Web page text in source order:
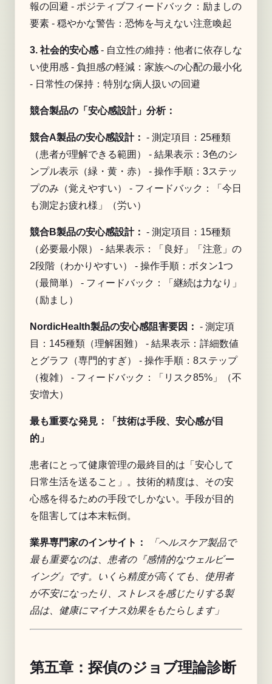
報の回避 - ポジティブフィードバック：励ましの
要素 - 穏やかな警告：恐怖を与えない注意喚起
3. 社会的安心感 - 自立性の維持：他者に依存しな
い使用感 - 負担感の軽減：家族への心配の最小化
- 日常性の保持：特別な病人扱いの回避
競合製品の「安心感設計」分析：
競合A製品の安心感設計： - 測定項目：25種類
（患者が理解できる範囲） - 結果表示：3色のシ
ンプル表示（緑・黄・赤） - 操作手順：3ステッ
プのみ（覚えやすい） - フィードバック：「今日
も測定お疲れ様」（労い）
競合B製品の安心感設計： - 測定項目：15種類
（必要最小限） - 結果表示：「良好」「注意」の
2段階（わかりやすい） - 操作手順：ボタン1つ
（最簡単） - フィードバック：「継続は力なり」
（励まし）
NordicHealth製品の安心感阻害要因： - 測定項
目：145種類（理解困難） - 結果表示：詳細数値
とグラフ（専門的すぎ） - 操作手順：8ステップ
（複雑） - フィードバック：「リスク85%」（不
安増大）
最も重要な発見：「技術は手段、安心感が目
的」
患者にとって健康管理の最終目的は「安心して
日常生活を送ること」。技術的精度は、その安
心感を得るための手段でしかない。手段が目的
を阻害しては本末転倒。
業界専門家のインサイト：
「ヘルスケア製品で
最も重要なのは、患者の『感情的なウェルビー
イング』です。いくら精度が高くても、使用者
が不安になったり、ストレスを感じたりする製
品は、健康にマイナス効果をもたらします」
第五章：探偵のジョブ理論診断